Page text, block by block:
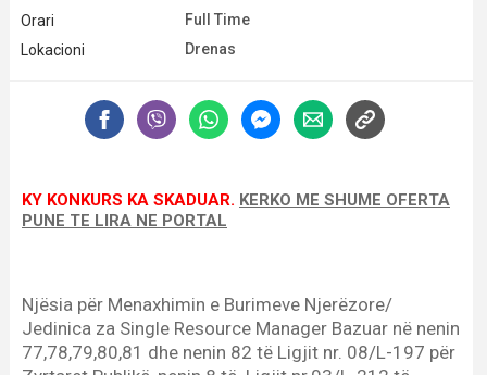
Orari
Full Time
Lokacioni
Drenas